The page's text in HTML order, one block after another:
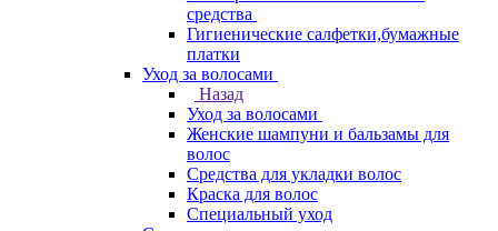
средства
Гигиенические салфетки,бумажные
платки
Уход за волосами
Назад
Уход за волосами
Женские шампуни и бальзамы для
волос
Средства для укладки волос
Краска для волос
Специальный уход